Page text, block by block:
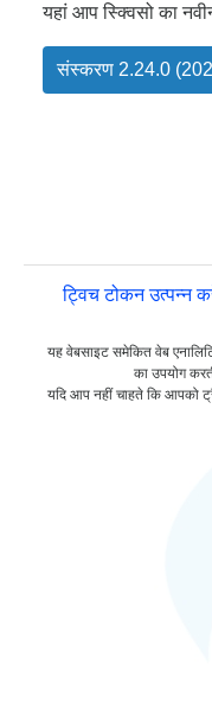
यहां आप स्क्विसो का
संस्करण 2.24.0
ट्विच टोकन उत्पन्न
यह वेबसाइट समेकित वेब
का उपयोग
यदि आप नहीं चाहते कि आपको